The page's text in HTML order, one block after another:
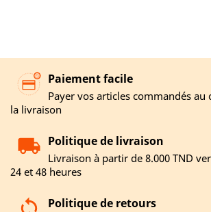
Paiement facile
Payer vos articles commandés
la livraison
Politique de livraison
Livraison à partir de 8.000 TND
24 et 48 heures
Politique de retours